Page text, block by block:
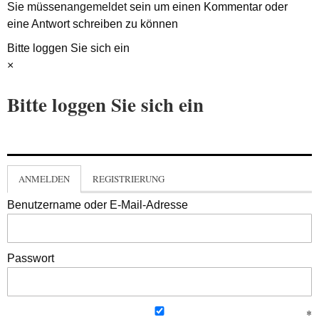
Sie müssenangemeldetsein um einen Kommentar oder
eine Antwort schreiben zu können
Bitte loggen Sie sich ein
×
Bitte loggen Sie sich ein
ANMELDEN REGISTRIERUNG
Benutzername oder E-Mail-Adresse
Passwort